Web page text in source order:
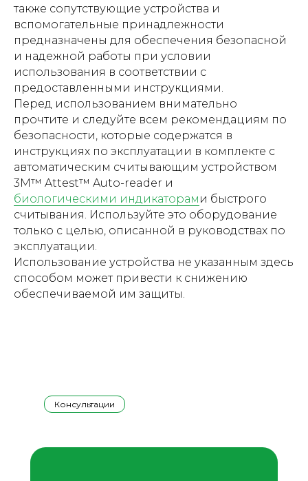
также сопутствующие устройства и
вспомогательные принадлежности
предназначены для обеспечения безопасной
и надежной работы при условии
использования в соответствии с
предоставленными инструкциями.
Перед использованием внимательно
прочтите и следуйте всем рекомендациям по
безопасности, которые содержатся в
инструкциях по эксплуатации в комплекте с
автоматическим считывающим устройством
3M™ Attest™ Auto-reader и
биологическими индикаторам и быстрого
считывания. Используйте это оборудование
только с целью, описанной в руководствах по
эксплуатации.
Использование устройства не указанным здесь
способом может привести к снижению
обеспечиваемой им защиты.
Консультации